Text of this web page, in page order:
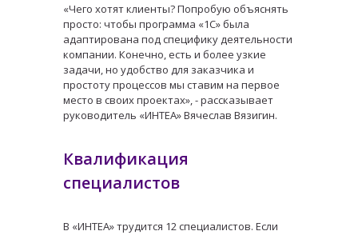
«Чего хотят клиенты? Попробую объяснять
просто: чтобы программа «1С» была
адаптирована под специфику деятельности
компании. Конечно, есть и более узкие
задачи, но удобство для заказчика и
простоту процессов мы ставим на первое
место в своих проектах», - рассказывает
руководитель «ИНТЕА» Вячеслав Вязигин.
Квалификация
специалистов
В «ИНТЕА» трудится 12 специалистов. Если